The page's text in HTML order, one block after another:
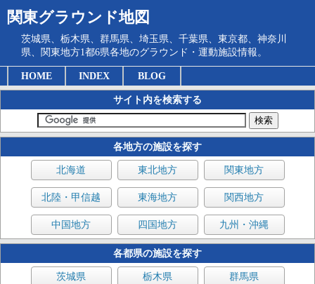
関東グラウンド地図
茨城県、栃木県、群馬県、埼玉県、千葉県、東京都、神奈川
県、関東地方1都6県各地のグラウンド・運動施設情報。
HOME INDEX BLOG
サイト内を検索する
各地方の施設を探す
北海道 東北地方 関東地方
北陸・甲信越 東海地方 関西地方
中国地方 四国地方 九州・沖縄
各都県の施設を探す
茨城県 栃木県 群馬県